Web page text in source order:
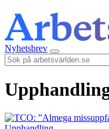
Nyhetsbrev